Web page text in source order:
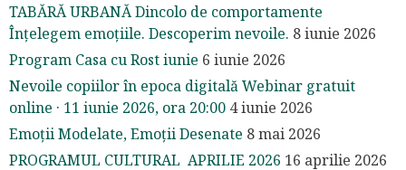
TABĂRĂ URBANĂ Dincolo de comportamente
Înțelegem emoțiile. Descoperim nevoile. 8 iunie 2026
Program Casa cu Rost iunie 6 iunie 2026
Nevoile copiilor în epoca digitală Webinar gratuit
online · 11 iunie 2026, ora 20:00 4 iunie 2026
Emoții Modelate, Emoții Desenate 8 mai 2026
PROGRAMUL CULTURAL APRILIE 2026 16 aprilie 2026